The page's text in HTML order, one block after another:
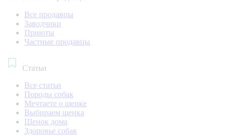
Все продавцы
Заводчики
Приюты
Частные продавцы
Статьи
Все статьи
Породы собак
Мечтаете о щенке
Выбираем щенка
Щенок дома
Здоровье собак